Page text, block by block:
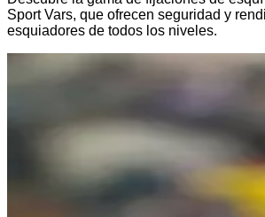
Sport Vars, que ofrecen seguridad y
esquiadores de todos los niveles.